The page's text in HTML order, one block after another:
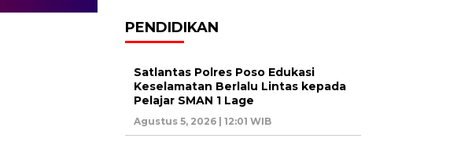
PENDIDIKAN
Satlantas Polres Poso Edukasi
Keselamatan Berlalu Lintas kepada
Pelajar SMAN 1 Lage
Agustus 5, 2026 | 12:01 WIB